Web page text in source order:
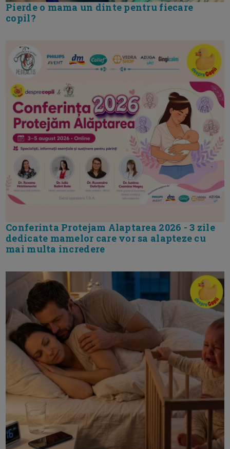
Pierde o mama un dinte pentru fiecare
copil?
Conferinta Protejam Alaptarea 2026 - 3 zile
dedicate mamelor care vor sa alapteze cu
mai multa incredere